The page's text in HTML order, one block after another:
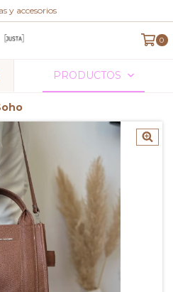
y accesorios
0
PRODUCTOS